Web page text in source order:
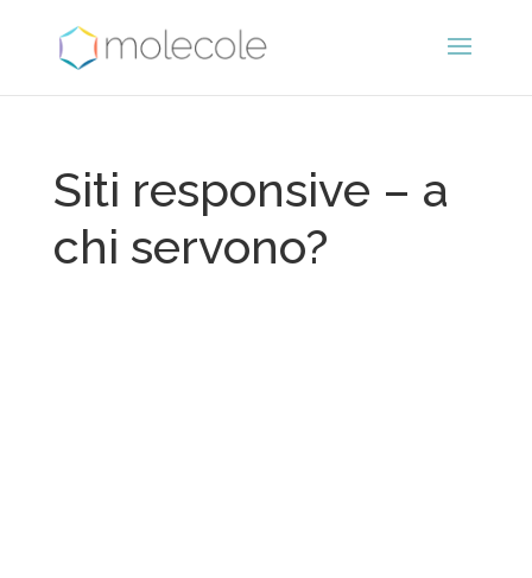
Siti responsive – a
chi servono?